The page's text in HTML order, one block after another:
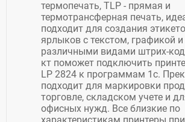
термопечать, TLP - прямая и
термотрансферная печать,
подходит для создания
ярлыков с текстом, графикой и
различными видами штрих-
кт поможет подключить
LP 2824 к программам 1с.
подходит для маркировки
торговле, складском учете и
офисных нужд. Все близкие по